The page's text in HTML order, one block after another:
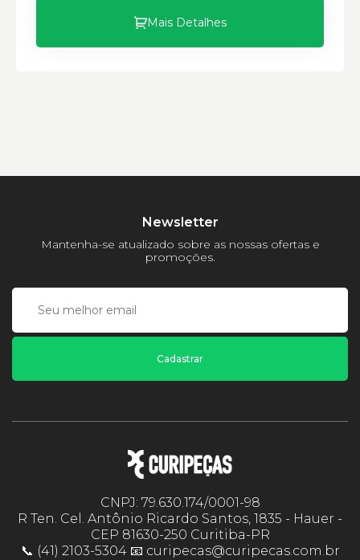
Mais Detalhes
Newsletter
Mantenha-se atualizado sobre as nossas ofertas e
promoções.
Cadastrar
CNPJ: 79.630.174/0001-98
R Ten. Cel. Antônio Ricardo Santos, 1835 - Hauer -
CEP 81630-250 Curitiba-PR
📞 (41) 2103-5304 📧 curipecas@curipecas.com.br